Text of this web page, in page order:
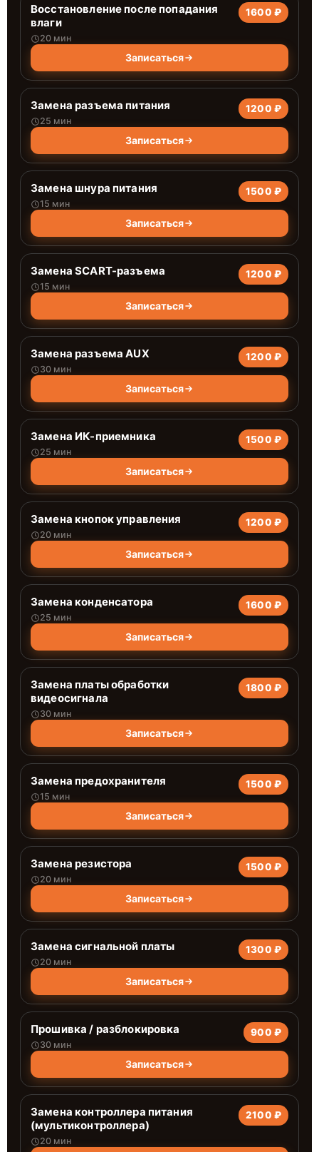
Восстановление после попадания
влаги
20 мин
1600 ₽
Записаться
Замена разъема питания
25 мин
1200 ₽
Записаться
Замена шнура питания
15 мин
1500 ₽
Записаться
Замена SCART-разъема
15 мин
1200 ₽
Записаться
Замена разъема AUX
30 мин
1200 ₽
Записаться
Замена ИК-приемника
25 мин
1500 ₽
Записаться
Замена кнопок управления
20 мин
1200 ₽
Записаться
Замена конденсатора
25 мин
1600 ₽
Записаться
Замена платы обработки
видеосигнала
30 мин
1800 ₽
Записаться
Замена предохранителя
15 мин
1500 ₽
Записаться
Замена резистора
20 мин
1500 ₽
Записаться
Замена сигнальной платы
20 мин
1300 ₽
Записаться
Прошивка / разблокировка
30 мин
900 ₽
Записаться
Замена контроллера питания
(мультиконтроллера)
20 мин
2100 ₽